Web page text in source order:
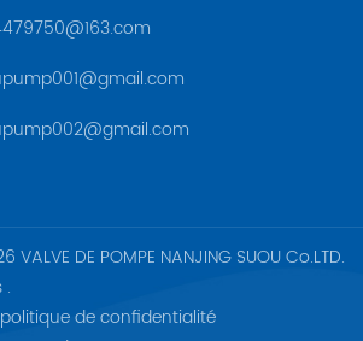
DE POMPE NANJING SUOU Co.LTD.
.
politique de confidentialité